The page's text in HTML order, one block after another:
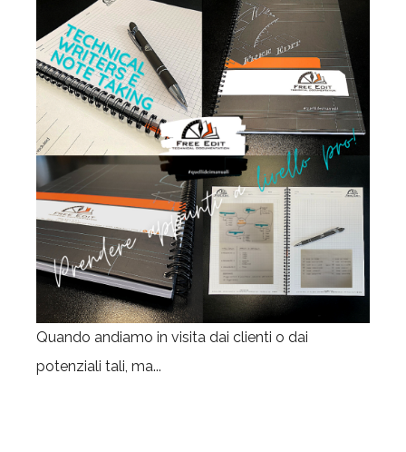
Quando andiamo in visita dai clienti o dai
potenziali tali, ma...